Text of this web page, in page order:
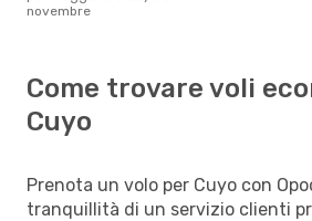
novembre
Come trovare voli
Cuyo
Prenota un volo per Cuyo con
tranquillità di un servizio clienti